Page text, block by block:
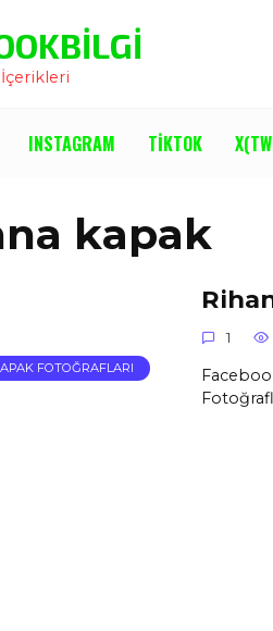
INSTAGRAM TIKTOK
kapak
FOTOĞRAFLARI
1